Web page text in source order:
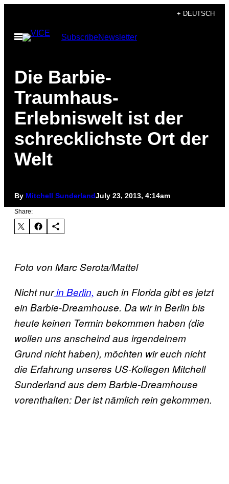
content
+ DEUTSCH
Open
Menu
SubscribeNewsletter
Die Barbie-
Traumhaus-
Erlebniswelt ist der
schrecklichste Ort der
Welt
By Mitchell SunderlandJuly 23, 2013, 4:14am
Share:
Foto von Marc Serota/Mattel
Nicht nurin Berlin, auch in Florida gibt es jetzt
ein Barbie-Dreamhouse. Da wir in Berlin bis
heute keinen Termin bekommen haben (die
wollen uns anscheind aus irgendeinem
Grund nicht haben), möchten wir euch nicht
die Erfahrung unseres US-Kollegen Mitchell
Sunderland aus dem Barbie-Dreamhouse
vorenthalten: Der ist nämlich rein gekommen.